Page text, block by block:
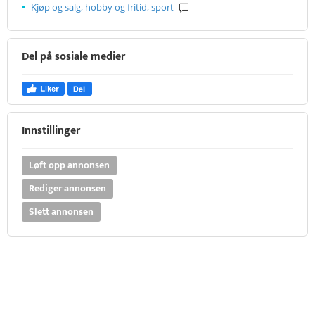
Kjøp og salg, hobby og fritid, sport
Del på sosiale medier
Innstillinger
Løft opp annonsen
Rediger annonsen
Slett annonsen